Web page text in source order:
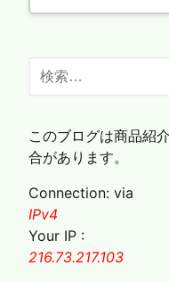
索:
このブログは商品紹
合があります。
Connection: via
IPv4
Your IP :
216.73.217.103